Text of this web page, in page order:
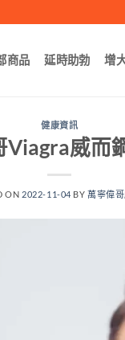
商品 延時助勃 增
健康資訊
Viagra威而
ON 2022-11-04 BY萬寧偉